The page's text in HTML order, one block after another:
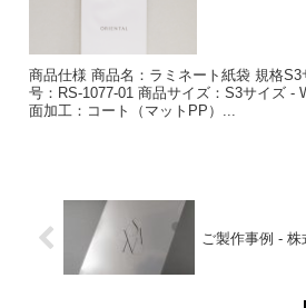
商品仕様 商品名：ラミネート紙袋 規格
号：RS-1077-01 商品サイズ：S3サイズ -
面加工：コート（マットPP）...
ご製作事例 - 株